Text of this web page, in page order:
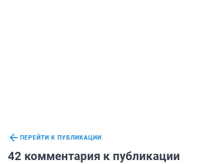
ПЕРЕЙТИ К ПУБЛИКАЦИИ
42 комментария к публикации